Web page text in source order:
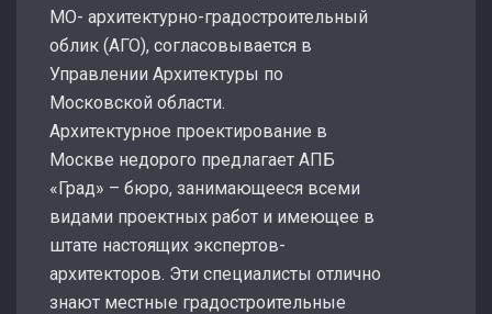
МО- архитектурно-градостроительный
облик (АГО), согласовывается в
Управлении Архитектуры по
Московской области.
Архитектурное проектирование в
Москве недорого предлагает АПБ
«Град» – бюро, занимающееся всеми
видами проектных работ и имеющее в
штате настоящих экспертов-
архитекторов. Эти специалисты отлично
знают местные градостроительные